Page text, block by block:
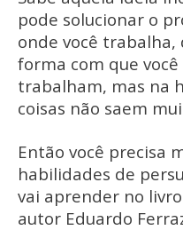
pode solucionar o
onde você trabalha,
forma com que
trabalham, mas na
coisas não saem
Então você precisa
habilidades de
vai aprender no
autor Eduardo